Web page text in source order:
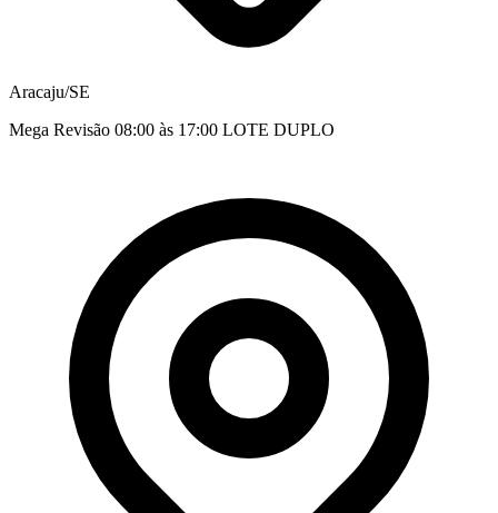
Aracaju/SE
Mega Revisão 08:00 às 17:00 LOTE DUPLO